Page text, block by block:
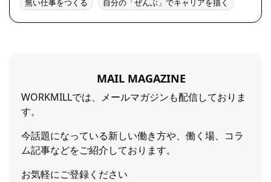
無い仕事をつくる 自分の「ぜんぶ」でキャリアを描く
MAIL MAGAZINE
WORKMILLでは、メールマガジンも配信しておりま
す。
今話題になっている新しい働き方や、働く場、コラ
ム記事などをご紹介しております。
お気軽にご登録ください